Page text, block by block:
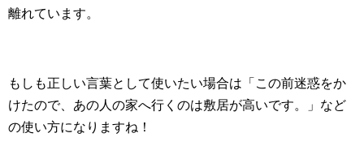
離れています。
もしも正しい言葉として使いたい場合は「この前迷惑をか
けたので、あの人の家へ行くのは敷居が高いです。」など
の使い方になりますね！